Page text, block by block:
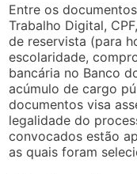
Entre os
Trabalho Digital,
de reservista (para
escolaridade,
bancária no Banco
acúmulo de cargo
documentos visa
legalidade do
convocados estão
as quais foram